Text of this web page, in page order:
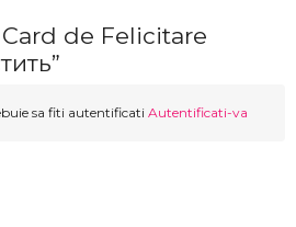
de Felicitare
sa fiti autentificati Autentificati-va